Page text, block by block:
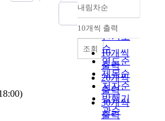
정확도
순
인기도
순
연도순
제목순
저자순
발행기
관순
내림차순
내림차순
10개씩 출력
10개씩
출력
20개씩
출력
30개씩
출력
조회